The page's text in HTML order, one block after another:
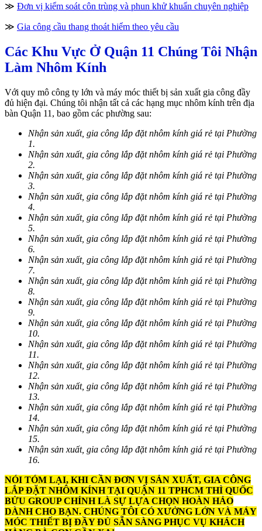
≫ Đơn vị kiểm soát côn trùng và phun khử khuẩn chuyên nghiệp
≫ Gia công cầu thang thoát hiểm theo yêu cầu
Các Khu Vực Ở Quận 11 Chúng Tôi Nhận
Làm Nhôm Kính
Với quy mô công ty lớn và máy móc thiết bị sản xuất gia công đầy
đủ hiện đại. Chúng tôi nhận tất cả các hạng mục nhôm kính trên địa
bàn Quận 11, bao gồm các phường sau:
Nhận sản xuất, gia công lắp đặt nhôm kính giá rẻ tại Phường
1.
Nhận sản xuất, gia công lắp đặt nhôm kính giá rẻ tại Phường
2.
Nhận sản xuất, gia công lắp đặt nhôm kính giá rẻ tại Phường
3.
Nhận sản xuất, gia công lắp đặt nhôm kính giá rẻ tại Phường
4.
Nhận sản xuất, gia công lắp đặt nhôm kính giá rẻ tại Phường
5.
Nhận sản xuất, gia công lắp đặt nhôm kính giá rẻ tại Phường
6.
Nhận sản xuất, gia công lắp đặt nhôm kính giá rẻ tại Phường
7.
Nhận sản xuất, gia công lắp đặt nhôm kính giá rẻ tại Phường
8.
Nhận sản xuất, gia công lắp đặt nhôm kính giá rẻ tại Phường
9.
Nhận sản xuất, gia công lắp đặt nhôm kính giá rẻ tại Phường
10.
Nhận sản xuất, gia công lắp đặt nhôm kính giá rẻ tại Phường
11.
Nhận sản xuất, gia công lắp đặt nhôm kính giá rẻ tại Phường
12.
Nhận sản xuất, gia công lắp đặt nhôm kính giá rẻ tại Phường
13.
Nhận sản xuất, gia công lắp đặt nhôm kính giá rẻ tại Phường
14.
Nhận sản xuất, gia công lắp đặt nhôm kính giá rẻ tại Phường
15.
Nhận sản xuất, gia công lắp đặt nhôm kính giá rẻ tại Phường
16.
NÓI TÓM LẠI, KHI CẦN ĐƠN VỊ SẢN XUẤT, GIA CÔNG
LẮP ĐẶT NHÔM KÍNH TẠI QUẬN 11 TPHCM THÌ QUỐC
BỬU GROUP CHÍNH LÀ SỰ LỰA CHỌN HOÀN HẢO
DÀNH CHO BẠN. CHÚNG TÔI CÓ XƯỞNG LỚN VÀ MÁY
MÓC THIẾT BỊ ĐẦY ĐỦ SẴN SÀNG PHỤC VỤ KHÁCH